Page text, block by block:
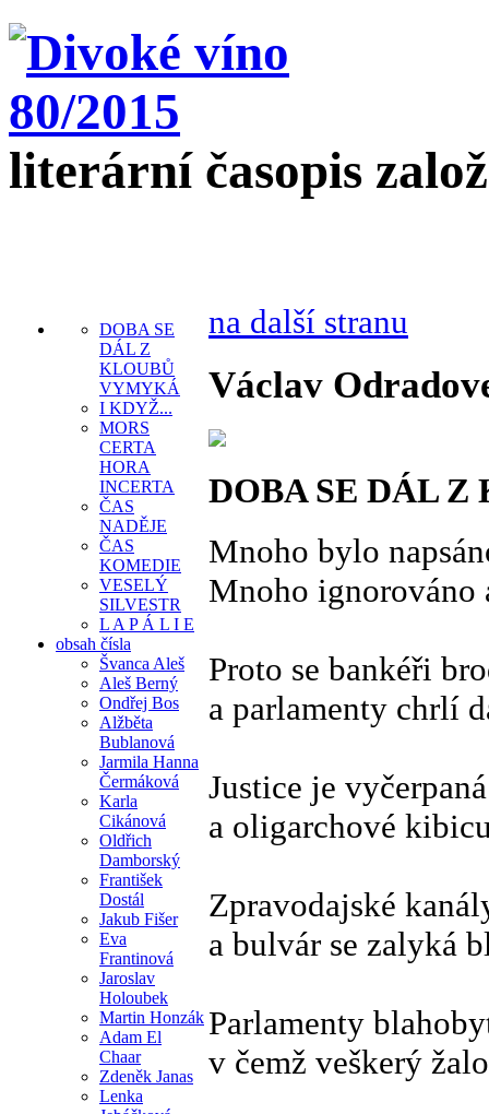
literární časopis
DOBA SE
DÁL Z
KLOUBŮ
VYMYKÁ
I KDYŽ...
MORS
CERTA
HORA
INCERTA
ČAS
NADĚJE
ČAS
KOMEDIE
VESELÝ
SILVESTR
L A P Á L I E
obsah čísla
Švanca Aleš
Aleš Berný
Ondřej Bos
Alžběta
Bublanová
Jarmila Hanna
Čermáková
Karla
Cikánová
Oldřich
Damborský
František
Dostál
Jakub Fišer
Eva
Frantinová
Jaroslav
Holoubek
Martin Honzák
Adam El
Chaar
Zdeněk Janas
Lenka
na další stranu
Václav
DOBA SE DÁL
Mnoho bylo
Mnoho ignorováno
Proto se bankéři
a parlamenty chrlí
Justice je
a oligarchové
Zpravodajské
a bulvár se zalyká
Parlamenty
v čemž veškerý